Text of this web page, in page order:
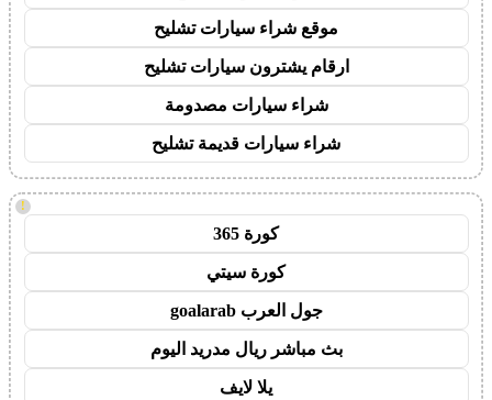
موقع شراء سيارات تشليح
ارقام يشترون سيارات تشليح
شراء سيارات مصدومة
شراء سيارات قديمة تشليح
!
كورة 365
كورة سيتي
جول العرب goalarab
بث مباشر ريال مدريد اليوم
يلا لايف